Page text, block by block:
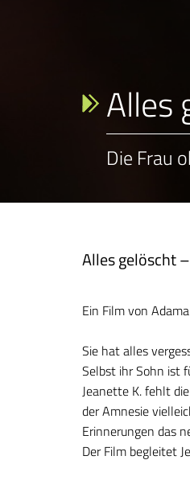
Alles
Die Frau
Alles gelöscht
Ein Film von
Sie hat alles
Selbst ihr Sohn ist
Jeanette K. fehlt
der Amnesie
Erinnerungen das
Der Film begleitet